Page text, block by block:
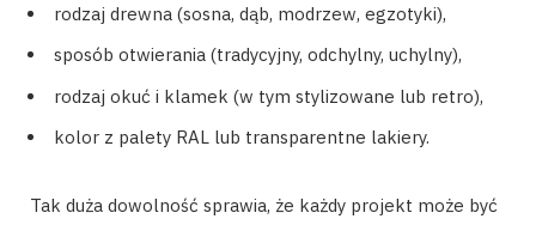
rodzaj drewna (sosna, dąb, modrzew, egzotyki),
sposób otwierania (tradycyjny, odchylny, uchylny),
rodzaj okuć i klamek (w tym stylizowane lub retro),
kolor z palety RAL lub transparentne lakiery.
Tak duża dowolność sprawia, że każdy projekt może być